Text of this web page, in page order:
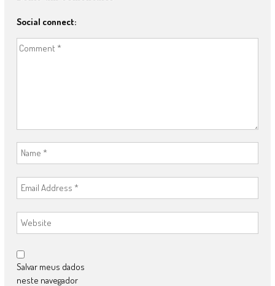
Social connect:
Salvar meus dados
neste navegador